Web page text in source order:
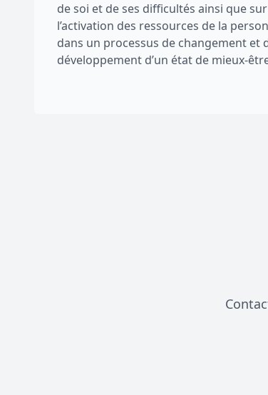
de soi et de ses difficultés ainsi que sur
l’activation des ressources de la
dans un processus de changement et
développement d’un état de mieux-